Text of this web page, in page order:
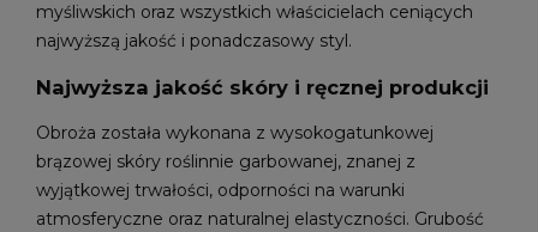
myśliwskich oraz wszystkich właścicielach ceniących
najwyższą jakość i ponadczasowy styl.
Najwyższa jakość skóry i ręcznej produkcji
Obroża została wykonana z wysokogatunkowej
brązowej skóry roślinnie garbowanej, znanej z
wyjątkowej trwałości, odporności na warunki
atmosferyczne oraz naturalnej elastyczności. Grubość